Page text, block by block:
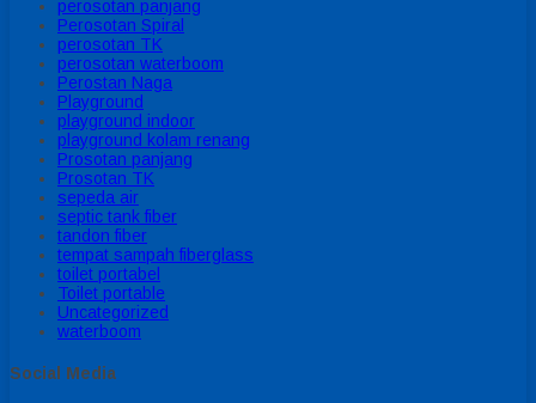
perosotan panjang
Perosotan Spiral
perosotan TK
perosotan waterboom
Perostan Naga
Playground
playground indoor
playground kolam renang
Prosotan panjang
Prosotan TK
sepeda air
septic tank fiber
tandon fiber
tempat sampah fiberglass
toilet portabel
Toilet portable
Uncategorized
waterboom
Social Media